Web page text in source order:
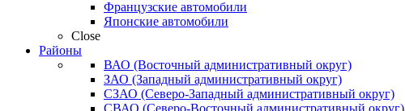
Французские автомобили
Японские автомобили
Close
Районы
ВАО (Восточный административный округ)
ЗАО (Западный административный округ)
СЗАО (Северо-Западный административный округ)
СВАО (Северо-Восточный административный округ)